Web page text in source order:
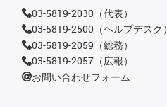
03-5819-2030（代表）
03-5819-2500（ヘルプデスク）
03-5819-2059（総務）
03-5819-2057（広報）
お問い合わせフォーム